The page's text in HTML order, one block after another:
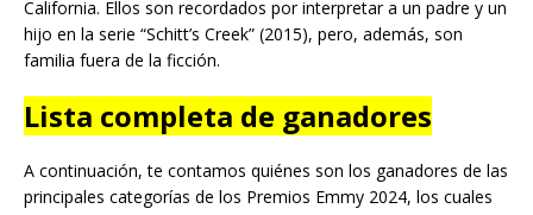
California. Ellos son recordados por interpretar a un padre y un
hijo en la serie “Schitt’s Creek” (2015), pero, además, son
familia fuera de la ficción.
Lista completa de ganadores
A continuación, te contamos quiénes son los ganadores de las
principales categorías de los Premios Emmy 2024, los cuales